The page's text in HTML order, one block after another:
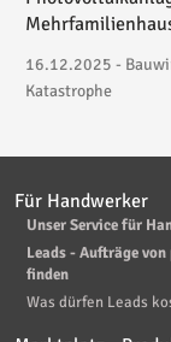
16.12.2025 -
Katastrophe
Für Handwerker
Unser Service für
Leads - Aufträge
finden
Was dürfen Leads